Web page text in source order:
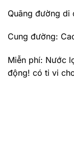
Quãng đường di
Cung đường:
Miễn phí: Nước
động! có ti vi